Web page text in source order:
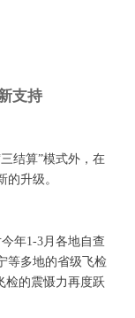
支持
结算”模式外，在
升级。
年1-3月各地自查
等多地的省级飞检
检的震慑力再度跃